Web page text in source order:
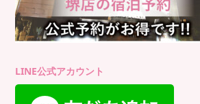
LINE公式アカウント